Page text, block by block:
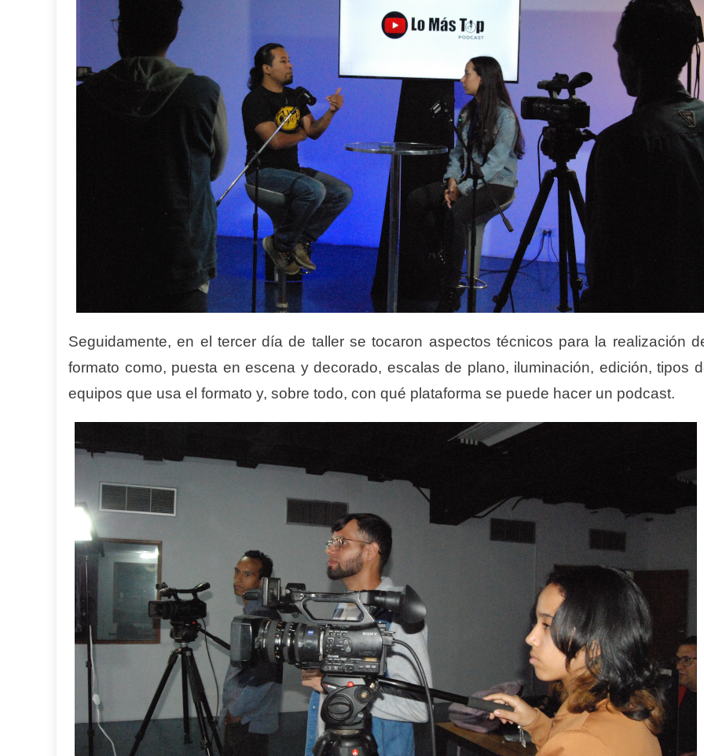
Seguidamente, en el tercer día de taller se tocaron aspectos técnicos para la realización
formato como, puesta en escena y decorado, escalas de plano, iluminación, edición, tipos
equipos que usa el formato y, sobre todo, con qué plataforma se puede hacer un podcast.